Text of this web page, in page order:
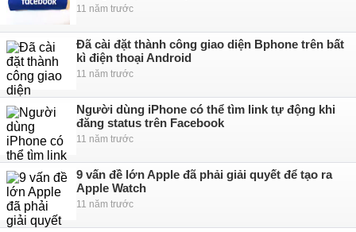
11 năm trước
Đã cài đặt thành công giao diện Bphone trên bất
kì điện thoại Android
11 năm trước
Người dùng iPhone có thể tìm link tự động khi
đăng status trên Facebook
11 năm trước
9 vấn đề lớn Apple đã phải giải quyết để tạo ra
Apple Watch
11 năm trước